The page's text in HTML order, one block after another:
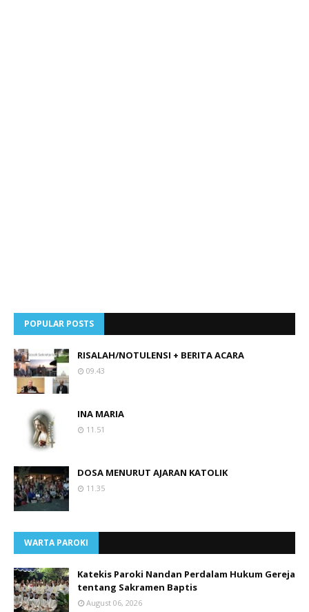
POPULAR POSTS
RISALAH/NOTULENSI + BERITA ACARA
09.43
INA MARIA
11.51
DOSA MENURUT AJARAN KATOLIK
11.35
WARTA PAROKI
Katekis Paroki Nandan Perdalam Hukum Gereja
tentang Sakramen Baptis
August 06, 2026